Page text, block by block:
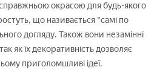
окрасою для будь-якого
що називається "самі по
догляду. Також вони незамінні
як їх декоративність дозволяє
приголомшливі ідеї.